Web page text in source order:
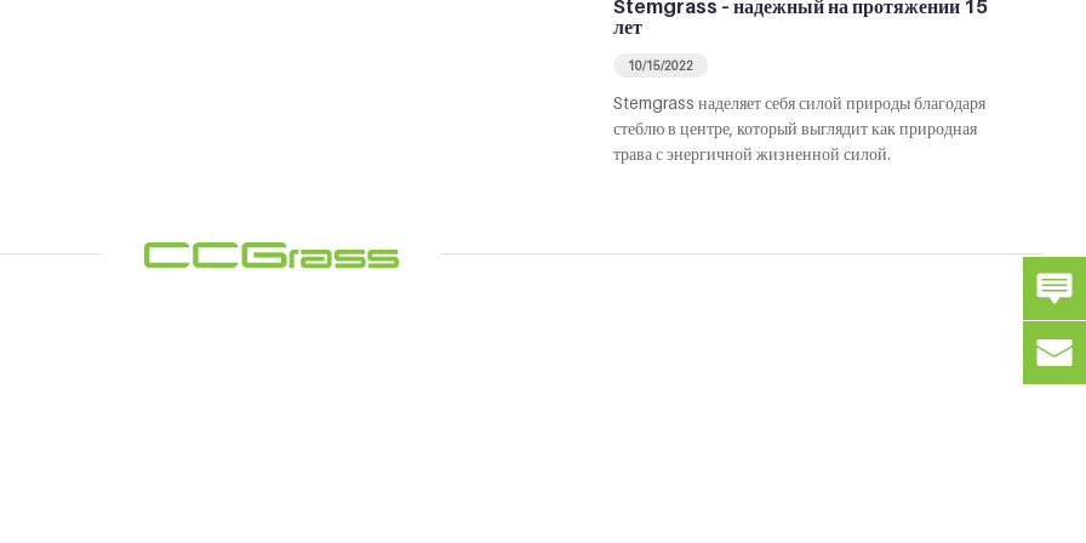
Stemgrass – надежный на протяжении 15
лет
10/15/2022
Stemgrass наделяет себя силой природы благодаря
стеблю в центре, который выглядит как природная
трава с энергичной жизненной силой.